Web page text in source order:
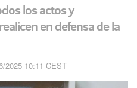
los actos y
en defensa de la
2025 10:11 CEST